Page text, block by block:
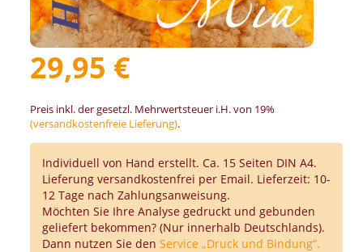
29,95 €
Preis inkl. der gesetzl. Mehrwertsteuer i.H. von 19%
(versandkostenfreie Lieferung).
Individuell von Hand erstellt. Ca. 15 Seiten DIN A4.
Lieferung versandkostenfrei per Email. Lieferzeit: 10-
12 Tage nach Zahlungsanweisung.
Möchten Sie Ihre Analyse gedruckt und gebunden
geliefert bekommen? (Nur innerhalb Deutschlands).
Dann nutzen Sie den Service „Druck und Bindung“.